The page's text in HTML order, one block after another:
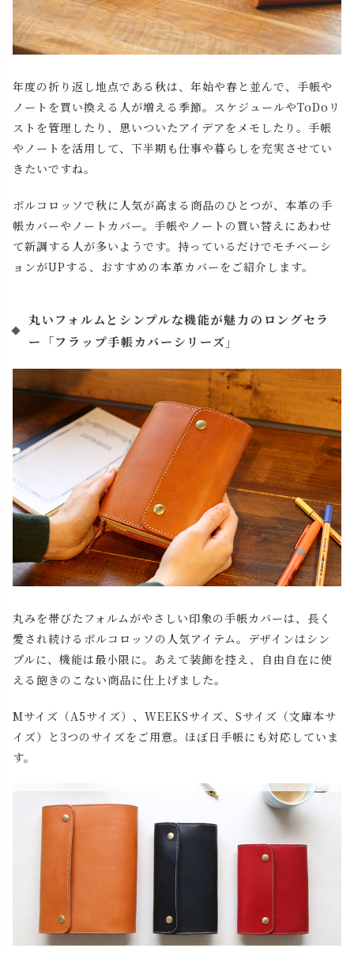
年度の折り返し地点である秋は、年始や春と並んで、手帳や
ノートを買い換える人が増える季節。スケジュールやToDoリ
ストを管理したり、思いついたアイデアをメモしたり。手帳
やノートを活用して、下半期も仕事や暮らしを充実させてい
きたいですね。
ポルコロッソで秋に人気が高まる商品のひとつが、本革の手
帳カバーやノートカバー。手帳やノートの買い替えにあわせ
て新調する人が多いようです。持っているだけでモチベーシ
ョンがUPする、おすすめの本革カバーをご紹介します。
丸いフォルムとシンプルな機能が魅力のロングセラ
ー「フラップ手帳カバーシリーズ」
丸みを帯びたフォルムがやさしい印象の手帳カバーは、長く
愛され続けるポルコロッソの人気アイテム。デザインはシン
プルに、機能は最小限に。あえて装飾を控え、自由自在に使
える飽きのこない商品に仕上げました。
Mサイズ（A5サイズ）、WEEKSサイズ、Sサイズ（文庫本サ
イズ）と3つのサイズをご用意。ほぼ日手帳にも対応していま
す。